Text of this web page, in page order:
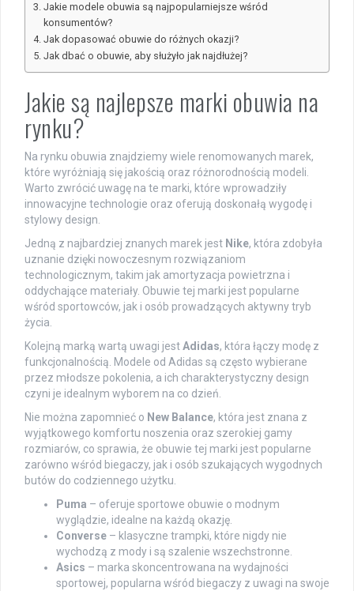
Jakie modele obuwia są najpopularniejsze wśród
konsumentów?
Jak dopasować obuwie do różnych okazji?
Jak dbać o obuwie, aby służyło jak najdłużej?
Jakie są najlepsze marki obuwia na
rynku?
Na rynku obuwia znajdziemy wiele renomowanych marek,
które wyróżniają się jakością oraz różnorodnością modeli.
Warto zwrócić uwagę na te marki, które wprowadziły
innowacyjne technologie oraz oferują doskonałą wygodę i
stylowy design.
Jedną z najbardziej znanych marek jest Nike, która zdobyła
uznanie dzięki nowoczesnym rozwiązaniom
technologicznym, takim jak amortyzacja powietrzna i
oddychające materiały. Obuwie tej marki jest popularne
wśród sportowców, jak i osób prowadzących aktywny tryb
życia.
Kolejną marką wartą uwagi jestAdidas, która łączy modę z
funkcjonalnością. Modele od Adidas są często wybierane
przez młodsze pokolenia, a ich charakterystyczny design
czyni je idealnym wyborem na co dzień.
Nie można zapomnieć o New Balance, która jest znana z
wyjątkowego komfortu noszenia oraz szerokiej gamy
rozmiarów, co sprawia, że obuwie tej marki jest popularne
zarówno wśród biegaczy, jak i osób szukających wygodnych
butów do codziennego użytku.
Puma – oferuje sportowe obuwie o modnym
wyglądzie, idealne na każdą okazję.
Converse – klasyczne trampki, które nigdy nie
wychodzą z mody i są szalenie wszechstronne.
Asics – marka skoncentrowana na wydajności
sportowej, popularna wśród biegaczy z uwagi na swoje